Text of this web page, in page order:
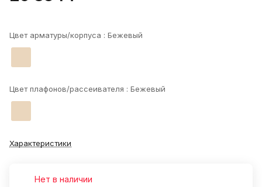
Цвет арматуры/корпуса : Бежевый
Цвет плафонов/рассеивателя : Бежевый
Характеристики
Нет в наличии